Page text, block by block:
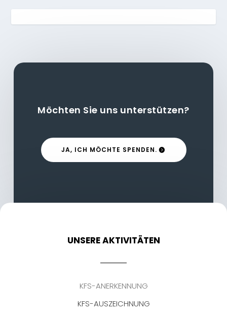
Möchten Sie uns unterstützen?
JA, ICH MÖCHTE SPENDEN.
UNSERE AKTIVITÄTEN
KFS-ANERKENNUNG
KFS-AUSZEICHNUNG